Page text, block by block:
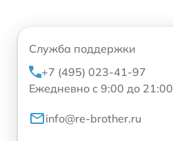
Служба поддержки
+7 (495) 023-41-97
Ежедневно с 9:00 до 21:00
info@re-brother.ru